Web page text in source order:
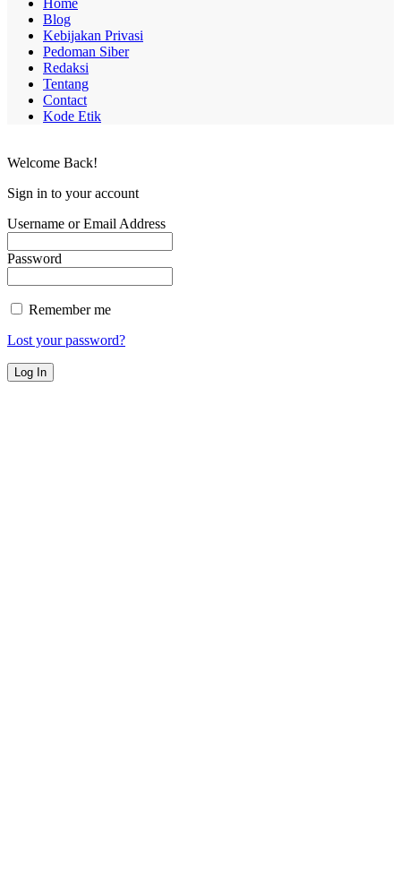
Blog
Kebijakan Privasi
Pedoman Siber
Redaksi
Tentang
Contact
Kode Etik
Welcome Back!
Sign in to your account
Username or Email Address
Password
Remember me
Lost your password?